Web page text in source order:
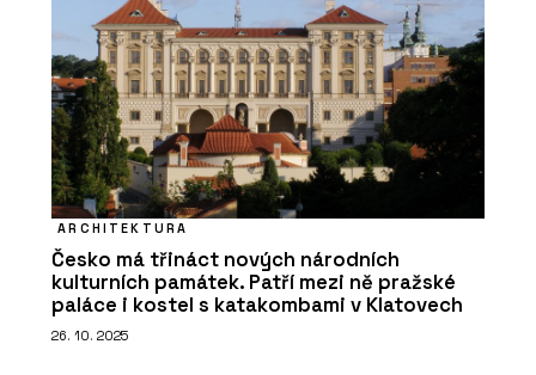
ARCHITEKTURA
Česko má třináct nových národních
kulturních památek. Patří mezi ně pražské
paláce i kostel s katakombami v Klatovech
26. 10. 2025